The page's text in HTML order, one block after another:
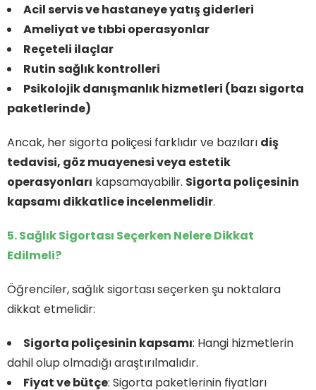
Acil servis ve hastaneye yatış giderleri
Ameliyat ve tıbbi operasyonlar
Reçeteli ilaçlar
Rutin sağlık kontrolleri
Psikolojik danışmanlık hizmetleri (bazı sigorta
paketlerinde)
Ancak, her sigorta poliçesi farklıdır ve bazıları diş
tedavisi, göz muayenesi veya estetik
operasyonları kapsamayabilir. Sigorta poliçesinin
kapsamı dikkatlice incelenmelidir.
5. Sağlık Sigortası Seçerken Nelere Dikkat
Edilmeli?
Öğrenciler, sağlık sigortası seçerken şu noktalara
dikkat etmelidir:
Sigorta poliçesinin kapsamı: Hangi hizmetlerin
dahil olup olmadığı araştırılmalıdır.
Fiyat ve bütçe: Sigorta paketlerinin fiyatları